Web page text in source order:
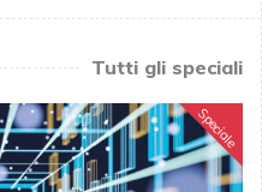
Tutti gli speciali
Speciale